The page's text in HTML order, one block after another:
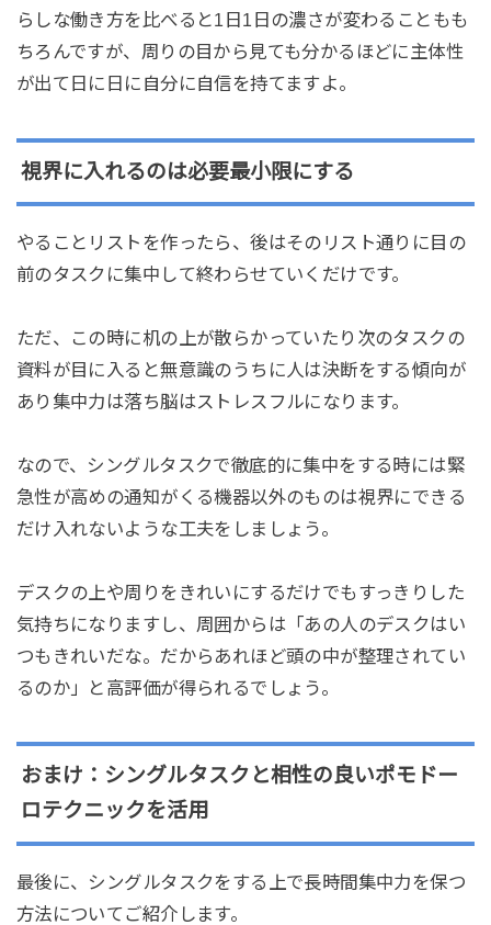
らしな働き方を比べると1日1日の濃さが変わることもも
ちろんですが、周りの目から見ても分かるほどに主体性
が出て日に日に自分に自信を持てますよ。
視界に入れるのは必要最小限にする
やることリストを作ったら、後はそのリスト通りに目の
前のタスクに集中して終わらせていくだけです。
ただ、この時に机の上が散らかっていたり次のタスクの
資料が目に入ると無意識のうちに人は決断をする傾向が
あり集中力は落ち脳はストレスフルになります。
なので、シングルタスクで徹底的に集中をする時には緊
急性が高めの通知がくる機器以外のものは視界にできる
だけ入れないような工夫をしましょう。
デスクの上や周りをきれいにするだけでもすっきりした
気持ちになりますし、周囲からは「あの人のデスクはい
つもきれいだな。だからあれほど頭の中が整理されてい
るのか」と高評価が得られるでしょう。
おまけ：シングルタスクと相性の良いポモドー
ロテクニックを活用
最後に、シングルタスクをする上で長時間集中力を保つ
方法についてご紹介します。